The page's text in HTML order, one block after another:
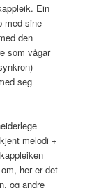
Ein
med sine
den
som vågar
seg
melodi +
her er det
og andre